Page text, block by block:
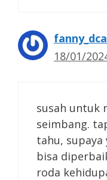
18/01/
susah untuk
seimbang.
tahu, supaya
bisa
roda